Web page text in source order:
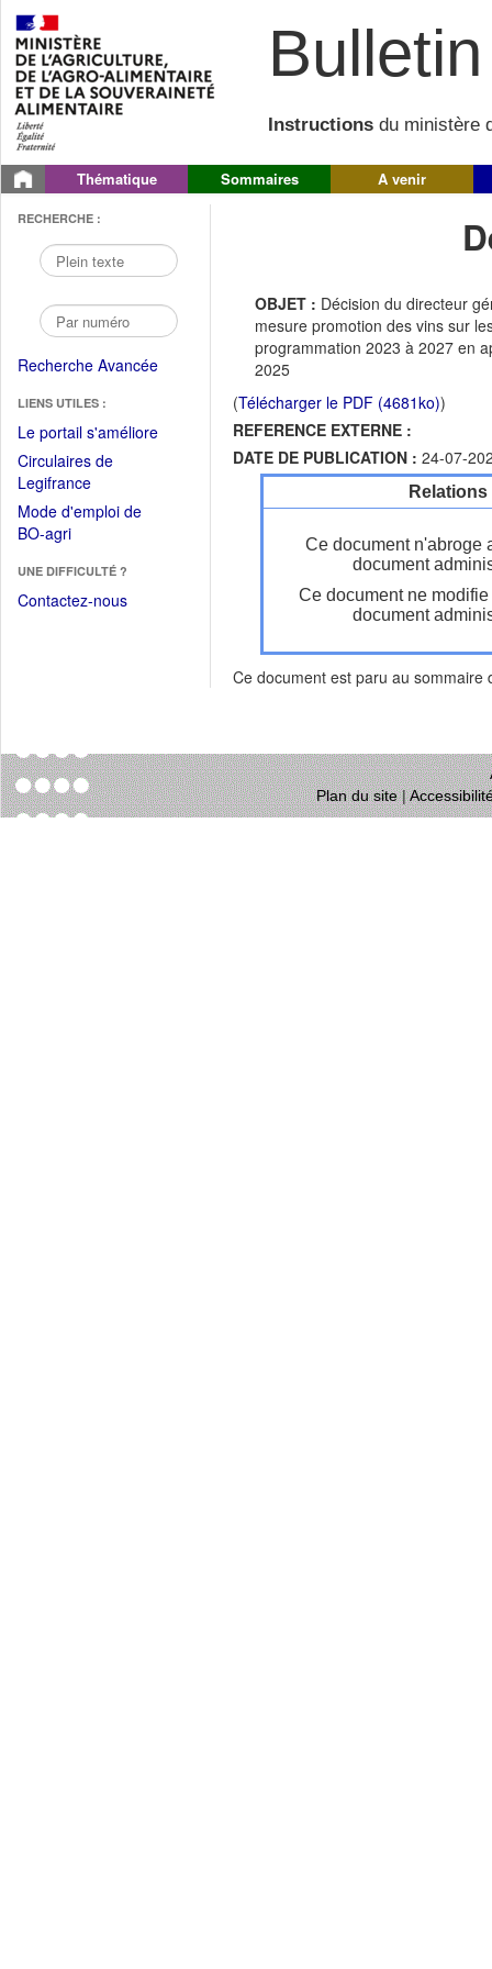
Instructions du ministère
Thématique Sommaires A venir
RECHERCHE :
Recherche Avancée
LIENS UTILES :
Le portail s'améliore(Fichier
Circulaires de
Legifrance(Ouvrir
dans
une
fenêtre)
Mode d'emploi de
BO-agri(Ouvrir
une
nouvelle
UNE DIFFICULTÉ ?
Contactez-nous
OBJET : Décision du directeur
mesure promotion des vins sur
programmation 2023 à 2027 en
2025
(Télécharger le PDF (4681ko))
REFERENCE EXTERNE :
DATE DE PUBLICATION : 24-07-
Ce document n'abroge
document
Ce document ne
document
Ce document est paru au sommaire
Plan du site|